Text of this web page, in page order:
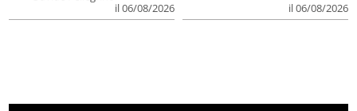
il 06/08/2026
il 06/08/2026